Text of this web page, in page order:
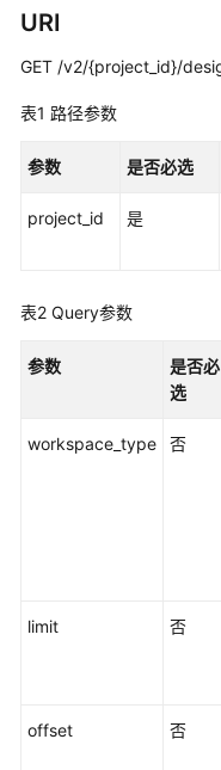
法
速
门
用
南
最
践
URI
GET /v2/{project_id}/
表1 路径参数
参数 是否必选
project_id 是
表2 Query参数
参数
是否必
选
workspace_type 否
limit 否
offset 否